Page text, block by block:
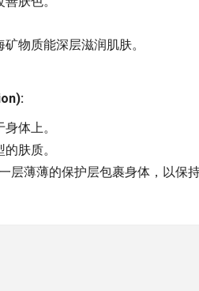
物质能深层滋润肌肤。
体上。
肤质。
层薄薄的保护层包裹身体，以保